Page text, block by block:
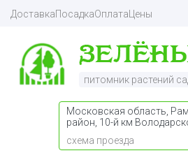
ДоставкаПосадкаОплата Цены
питомник растений
Московская область,
район, 10-й км
схема проезда